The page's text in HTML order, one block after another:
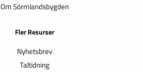
Om Sörmlandsbygden
Fler Resurser
Nyhetsbrev
Taltidning